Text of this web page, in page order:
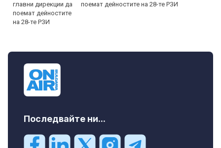
поемат дейностите на 28-те РЗИ
Последвайте ни...